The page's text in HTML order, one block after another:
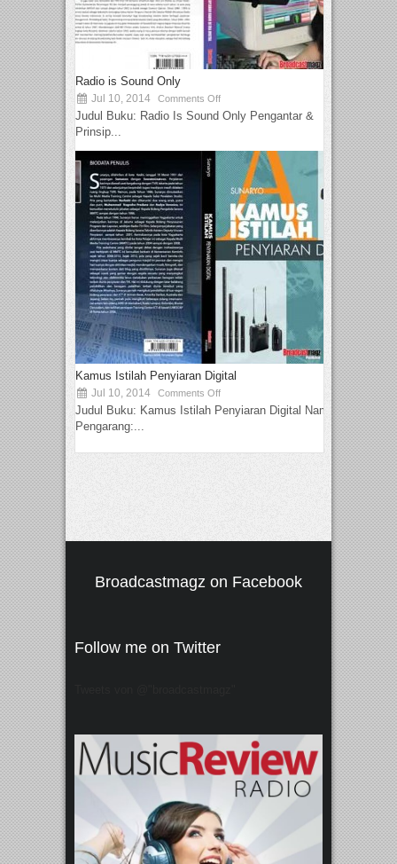
Radio is Sound Only
Jul 10, 2014 Comments Off
Judul Buku: Radio Is Sound Only Pengantar &
Prinsip...
Kamus Istilah Penyiaran Digital
Jul 10, 2014 Comments Off
Judul Buku: Kamus Istilah Penyiaran Digital Nama
Pengarang:...
Broadcastmagz on Facebook
Follow me on Twitter